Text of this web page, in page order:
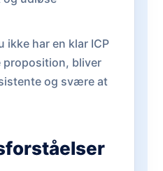
ikke har en klar ICP
proposition, bliver
og svære at